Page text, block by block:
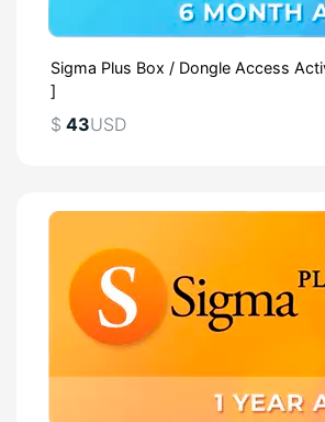
Sigma Plus Box / Dongle Access
]
$ 43USD